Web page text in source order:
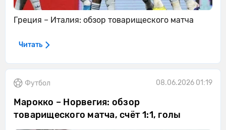
Греция – Италия: обзор товарищеского матча
Читать
Футбол 08.06.2026 01:19
Марокко – Норвегия: обзор
товарищеского матча, счёт 1:1, голы